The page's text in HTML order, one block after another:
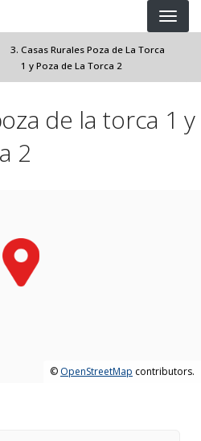
principal
Casas Rurales Poza de La Torca
1 y Poza de La Torca 2
de la torca 1 y
2
© OpenStreetMap contributors.